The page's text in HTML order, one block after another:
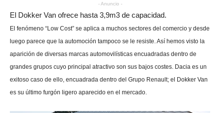
- Anuncio -
El Dokker Van ofrece hasta 3,9m3 de capacidad.
El fenómeno “Low Cost” se aplica a muchos sectores del comercio y desde
luego parece que la automoción tampoco se le resiste. Así hemos visto la
aparición de diversas marcas automovilísticas encuadradas dentro de
grandes grupos cuyo principal atractivo son sus bajos costes. Dacia es un
exitoso caso de ello, encuadrada dentro del Grupo Renault; el Dokker Van
es su último furgón ligero aparecido en el mercado.